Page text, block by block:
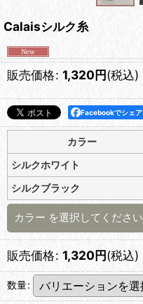
Calaisシルク糸
販売価格: 1,320円(税込)
Facebookでシェア
カラー
シルクホワイト
シルクブラック
カラー を選択してください
販売価格: 1,320円(税込)
数量: